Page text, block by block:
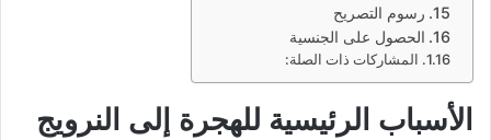
رسوم التصريح
الحصول على الجنسية
المشاركات ذات الصلة:
الأسباب الرئيسية للهجرة إلى النرويج